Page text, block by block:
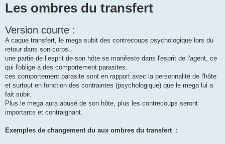
Les ombres du transfert
Version courte :
A caque transfert, le mega subit des contrecoups psychologique lors du
retour dans son corps.
une partie de l’esprit de son hôte se manifeste dans l'esprit de l'agent, ce
qui l'oblige a des comportement parasites.
ces comportement parasite sont en rapport avec la personnalité de l'hôte
et surtout en fonction des contraintes (psychologique) que le mega lui a
fait subir.
Plus le mega aura abusé de son hôte, plus les contrecoups seront
importants et contraignant.
Exemples de changement du aux ombres du transfert :